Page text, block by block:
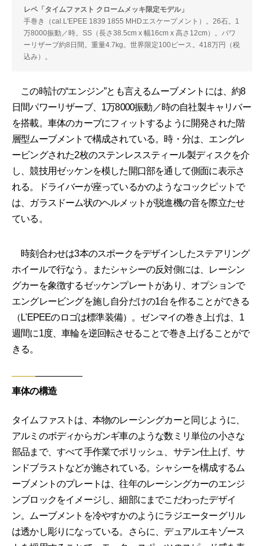
レペ「タイムファスト クロームメッキ限定モデル」
手巻き（cal.L'EPEE 1839 1855 MHDエスケープメント）。26石。1
万8000振動／時。SS（長さ38.5cm x 幅16cm x 高さ12cm）。パワ
ーリザーブ約8日間。重量4.7kg。世界限定100ピース。418万円（税
込み）。
この時計の“エンジン”とも言えるムーブメントには、約8
日間パワーリザーブ、1万8000振動／時の自社製キャリバー
を搭載。車体のカーブにフィットするように開発された階
層型ムーブメントで構成されている。時・分は、エングレ
ービングされた2枚のステンレススティール製ディスクを介
し、競技用ゼッケンを模した開口部を通して側面に表示さ
れる。ドライバーが座っているかのようなコックピットで
は、ガラスドーム状のヘルメットが脱進機の音を際立たせ
ている。
時刻合わせは3本のスポークをデザインしたステアリング
ホイールで行なう。またシャシーの反対側には、レーシン
グカーを象徴するゼッケンプレートがあり、オプションで
エングレービングを施し自分だけの1台を作ることができる
（L'EPEEのロゴは標準装備）。ゼンマイの巻き上げは、1
週間に1度、車輪を逆回転させることで巻き上げることがで
きる。
車体の構造
タイムファストは、本物のレーシングカーと同じように、
アルミのボディからガンギ車のような数ミリ単位の小さな
部品まで、すべて手作業でポリッシュ、サテン仕上げ、サ
ンドブラストなどが施されている。シャシーを構成するム
ーブメントのプレートは、往年のレーシングカーのエンジ
ンブロックをイメージし、細部にまでこだわったデザイ
ン。ムーブメントを冷やすかのようにラジエーターグリル
は透かし彫りになっている。さらに、デュアルエキゾース